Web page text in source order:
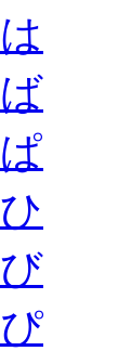
は
ば
ぱ
ひ
び
ぴ